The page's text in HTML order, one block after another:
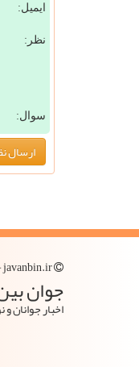
ایمیل:
نظر:
سوال:
جوان
اخبار جوانان